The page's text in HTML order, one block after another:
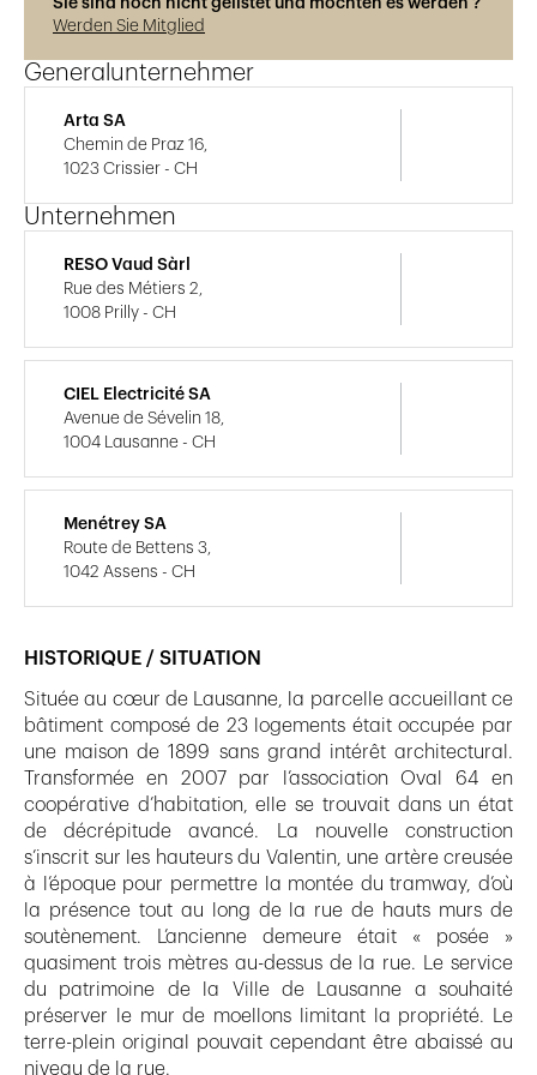
HISTORIQUE / SITUATION
Située au cœur de Lausanne, la parcelle accueillant ce
bâtiment composé de 23 logements était occupée par
une maison de 1899 sans grand intérêt architectural.
Transformée en 2007 par l’association Oval 64 en
coopérative d’habitation, elle se trouvait dans un état
de décrépitude avancé. La nouvelle construction
s’inscrit sur les hauteurs du Valentin, une artère creusée
à l’époque pour permettre la montée du tramway, d’où
la présence tout au long de la rue de hauts murs de
soutènement. L’ancienne demeure était « posée »
quasiment trois mètres au-dessus de la rue. Le service
du patrimoine de la Ville de Lausanne a souhaité
préserver le mur de moellons limitant la propriété. Le
terre-plein original pouvait cependant être abaissé au
niveau de la rue.
Sie sind noch nicht gelistet und möchten es werden ?
Werden Sie Mitglied
Generalunternehmer
Arta SA
Chemin de Praz 16,
1023 Crissier - CH
Unternehmen
RESO Vaud Sàrl
Rue des Métiers 2,
1008 Prilly - CH
CIEL Electricité SA
Avenue de Sévelin 18,
1004 Lausanne - CH
Menétrey SA
Route de Bettens 3,
1042 Assens - CH